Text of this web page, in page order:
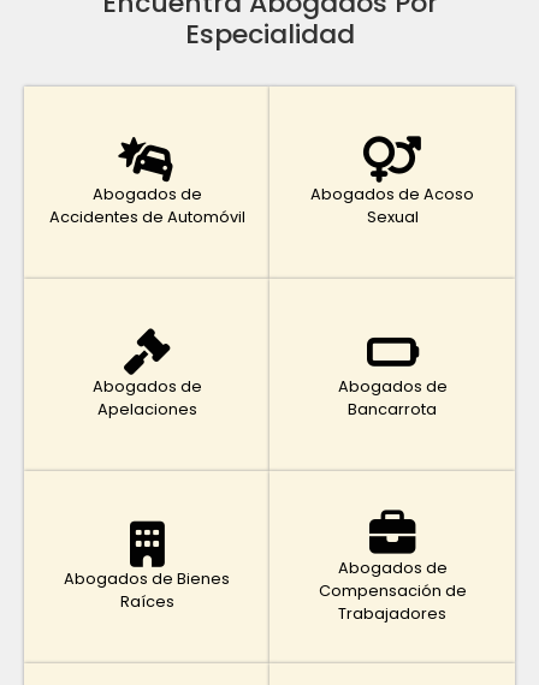
Especialidad
Abogados de
Accidentes de Automóvil
Abogados de Acoso
Sexual
Abogados de
Apelaciones
Abogados de
Bancarrota
Abogados de Bienes
Raíces
Abogados de
Compensación de
Trabajadores